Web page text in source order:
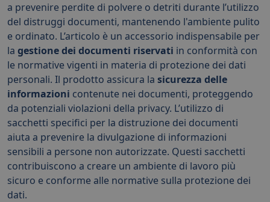
a prevenire perdite di polvere o detriti durante l’utilizzo
del distruggi documenti, mantenendo l'ambiente pulito
e ordinato. L’articolo è un accessorio indispensabile per
la gestione dei documenti riservati in conformità con
le normative vigenti in materia di protezione dei dati
personali. Il prodotto assicura la sicurezza delle
informazioni contenute nei documenti, proteggendo
da potenziali violazioni della privacy. L’utilizzo di
sacchetti specifici per la distruzione dei documenti
aiuta a prevenire la divulgazione di informazioni
sensibili a persone non autorizzate. Questi sacchetti
contribuiscono a creare un ambiente di lavoro più
sicuro e conforme alle normative sulla protezione dei
dati.